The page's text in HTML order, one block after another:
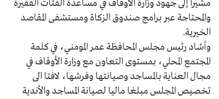
مشيرا إلى جهود وزارة الأوقاف في مساعدة الفئات الفقيرة
والمحتاجة عبر برامج صندوق الزكاة ومستشفى المقاصد
الخيرية.
وأشاد رئيس مجلس المحافظة عمر المومني، في كلمة
المجتمع المحلي، بمستوى التعاون مع وزارة الأوقاف في
مجال العناية بالمساجد وصيانتها وفرشها، لافتا الى
تخصيص المجلس مبلغا ماليا لصيانة المساجد والأندية